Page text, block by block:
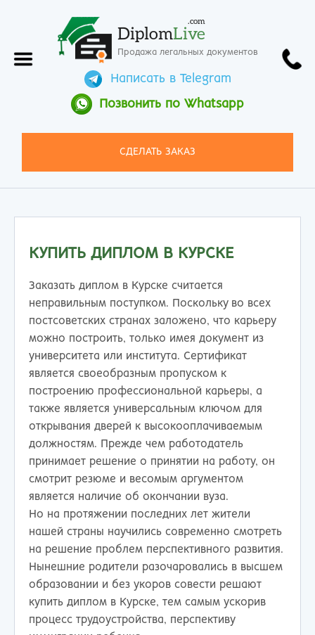
DiplomLive
.com
Продажа легальных документов
Написать в Telegram
Позвонить по Whatsapp
СДЕЛАТЬ ЗАКАЗ
КУПИТЬ ДИПЛОМ В КУРСКЕ
Заказать диплом в Курске считается
неправильным поступком. Поскольку во всех
постсоветских странах заложено, что карьеру
можно построить, только имея документ из
университета или института. Сертификат
является своеобразным пропуском к
построению профессиональной карьеры, а
также является универсальным ключом для
открывания дверей к высокооплачиваемым
должностям. Прежде чем работодатель
принимает решение о принятии на работу, он
смотрит резюме и весомым аргументом
является наличие об окончании вуза.
Но на протяжении последних лет жители
нашей страны научились современно смотреть
на решение проблем перспективного развития.
Нынешние родители разочаровались в высшем
образовании и без укоров совести решают
купить диплом в Курске, тем самым ускорив
процесс трудоустройства, перспективу